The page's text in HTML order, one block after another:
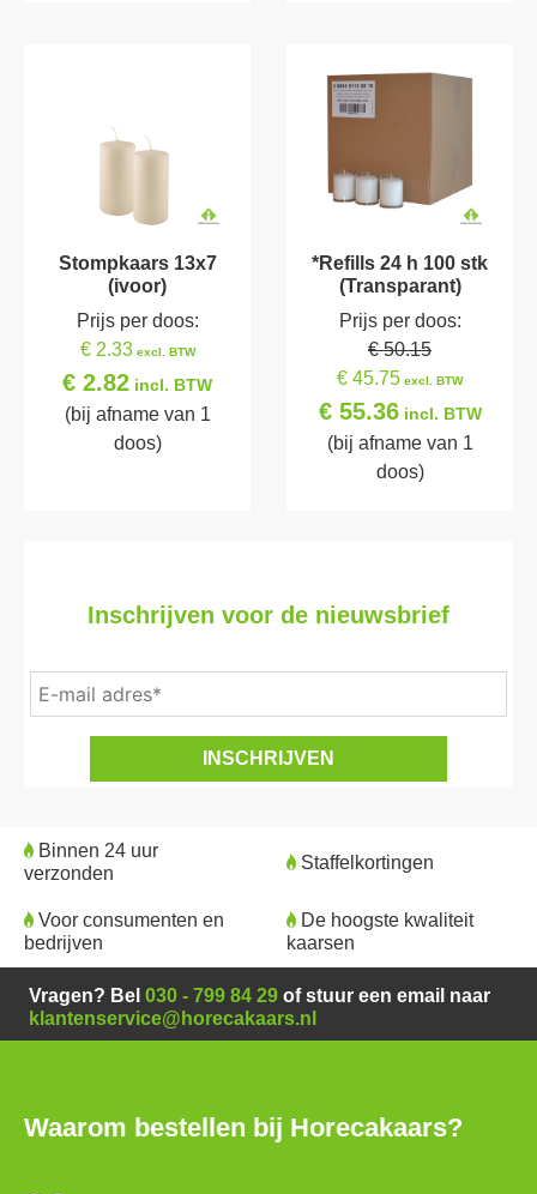
Stompkaars 13x7
(ivoor)
Prijs per doos:
€ 2.33excl. BTW
€ 2.82 incl. BTW
(bij afname van 1
doos)
*Refills 24 h 100 stk
(Transparant)
Prijs per doos:
€ 50.15
€ 45.75 excl. BTW
€ 55.36incl. BTW
(bij afname van 1
doos)
Inschrijven voor de nieuwsbrief
Binnen 24 uur
verzonden
Staffelkortingen
Voor consumenten en
bedrijven
De hoogste kwaliteit
kaarsen
Vragen? Bel 030 - 799 84 29 of stuur een email naar
klantenservice@horecakaars.nl
Waarom bestellen bij Horecakaars?